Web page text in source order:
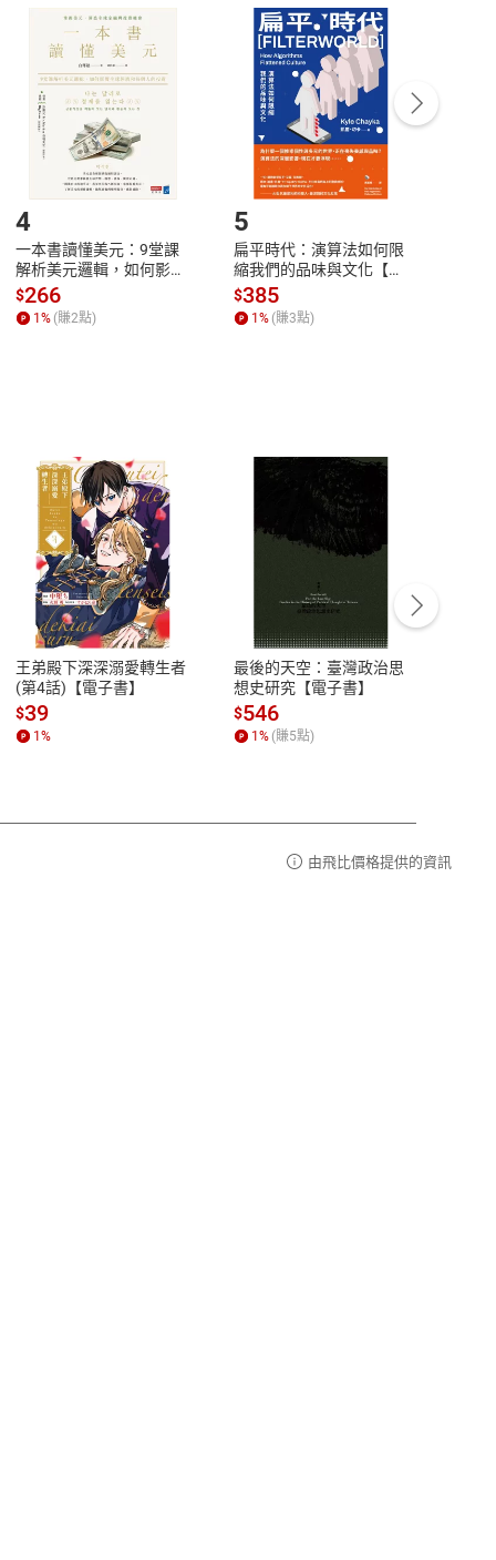
點選「瀏覽訂單明細」 「申請取消訂單/退
貨。
付款方式
Payment
完成訂單
Complete
號，下載書籍後看書
性
參
客服資訊
服務時間：週一到週五 10:00-12:00、
13:00-17:00 (國定假日及例假日休息)
客服電話：0080-1857077
4
一本書讀懂美元：9堂課
解析美元邏輯，如何影響
全球經濟和每個人的投資
【電子書】
$266
1% (賺2點)
5
扁平時代：演算法如何限
縮我們的品味與文化【電
子書】
$385
1% (賺3點)
王弟殿下深深溺愛轉生者
(第4話)【電子書】
$39
1%
最後的天空：臺灣政治思
想史研究【電子書】
$546
1% (賺5點)
由飛比價格提供的資訊